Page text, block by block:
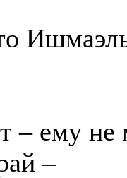
– ему не
–